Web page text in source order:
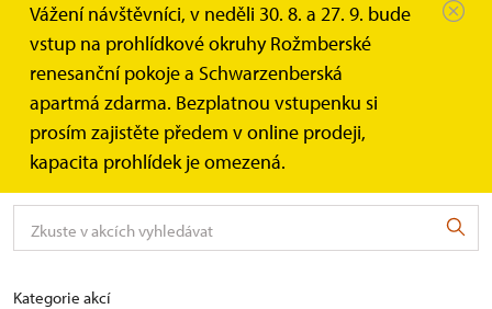
Vážení návštěvníci, v neděli 30. 8. a 27. 9. bude
vstup na prohlídkové okruhy Rožmberské
renesanční pokoje a Schwarzenberská
apartmá zdarma. Bezplatnou vstupenku si
prosím zajistěte předem v online prodeji,
kapacita prohlídek je omezená.
Třeboň Akce
Akce
Vyhledávejte v akcích
Kategorie akcí